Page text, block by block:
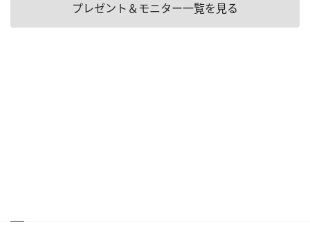
プレゼント＆モニター一覧を見る